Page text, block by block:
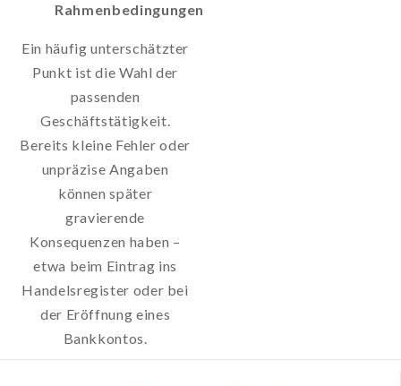
Rahmenbedingungen
Ein häufig unterschätzter
Punkt ist die Wahl der
passenden
Geschäftstätigkeit.
Bereits kleine Fehler oder
unpräzise Angaben
können später
gravierende
Konsequenzen haben –
etwa beim Eintrag ins
Handelsregister oder bei
der Eröffnung eines
Bankkontos.